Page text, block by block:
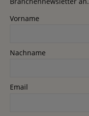
Vorname
Nachname
Email